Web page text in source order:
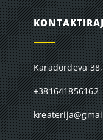
Karađorđeva
+381641856162